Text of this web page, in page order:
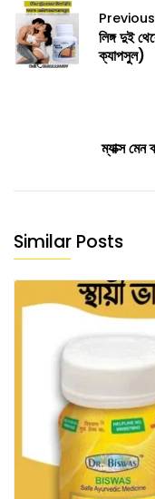
Previous
লিঙ্গ দুই
ক্যাপসুল)
ম্যাক্স
Similar Posts